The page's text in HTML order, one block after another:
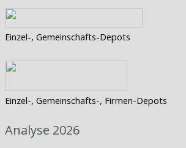
Einzel-, Gemeinschafts-Depots
Einzel-, Gemeinschafts-, Firmen-Depots
Analyse 2026